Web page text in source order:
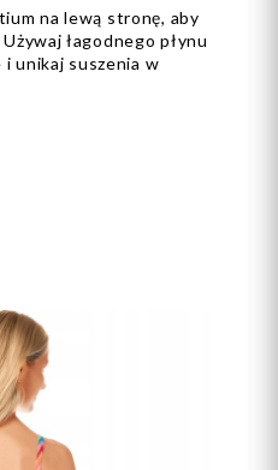
na lewą stronę, aby
łagodnego płynu
i unikaj suszenia w